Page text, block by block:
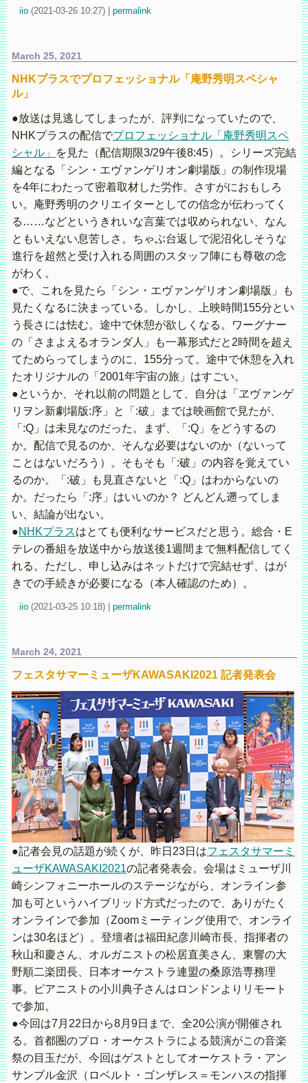
iio (2021-03-26 10:27) permalink
March 25, 2021
NHKプラスでプロフェッショナル「庵野秀明スペシャ
ル」
●放送は見逃してしまったが、評判になっていたので、
NHKプラスの配信でプロフェッショナル「庵野秀明スペ
シャル」
を見た（配信期限3/29午後8:45）。シリーズ完結
編となる「シン・エヴァンゲリオン劇場版」の制作現場
を4年にわたって密着取材した労作。さすがにおもしろ
い。庵野秀明のクリエイターとしての信念が伝わってく
る……などというきれいな言葉では収められない、なん
ともいえない息苦しさ。ちゃぶ台返しで泥沼化しそうな
進行を超然と受け入れる周囲のスタッフ陣にも尊敬の念
がわく。
●で、これを見たら「シン・エヴァンゲリオン劇場版」も
見たくなるに決まっている。しかし、上映時間155分とい
う長さには怯む。途中で休憩が欲しくなる。ワーグナー
の「さまよえるオランダ人」も一幕形式だと2時間を超え
てためらってしまうのに、155分って。途中で休憩を入れ
たオリジナルの「2001年宇宙の旅」はすごい。
●というか、それ以前の問題として、自分は「ヱヴァンゲ
リヲン新劇場版:序」と「:破」までは映画館で見たが、
「:Q」は未見なのだった。まず、「:Q」をどうするの
か。配信で見るのか、そんな必要はないのか（ないって
ことはないだろう）。そもそも「:破」の内容を覚えてい
るのか。「:破」も見直さないと「:Q」はわからないの
か。だったら「:序」はいいのか？ どんどん遡ってしま
い、結論が出ない。
●NHKプラスはとても便利なサービスだと思う。総合・E
テレの番組を放送中から放送後1週間まで無料配信してく
れる。ただし、申し込みはネットだけで完結せず、はが
きでの手続きが必要になる（本人確認のため）。
iio (2021-03-25 10:18) permalink
March 24, 2021
フェスタサマーミューザKAWASAKI2021 記者発表会
●記者会見の話題が続くが、昨日23日はフェスタサマーミ
ューザKAWASAKI2021の記者発表会。会場はミューザ川
崎シンフォニーホールのステージながら、オンライン参
加も可というハイブリッド方式だったので、ありがたく
オンラインで参加（Zoomミーティング使用で、オンライ
ンは30名ほど）。登壇者は福田紀彦川崎市長、指揮者の
秋山和慶さん、オルガニストの松居直美さん、東響の大
野順二楽団長、日本オーケストラ連盟の桑原浩専務理
事。ピアニストの小川典子さんはロンドンよりリモート
で参加。
●今回は7月22日から8月9日まで、全20公演が開催され
る。首都圏のプロ・オーケストラによる競演がこの音楽
祭の目玉だが、今回はゲストとしてオーケストラ・アン
サンブル金沢（ロベルト・ゴンザレス＝モンハスの指揮